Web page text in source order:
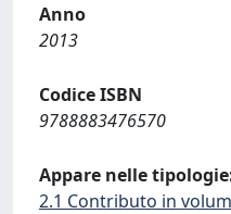
Anno
2013
Codice ISBN
9788883476570
Appare nelle
2.1 Contributo in